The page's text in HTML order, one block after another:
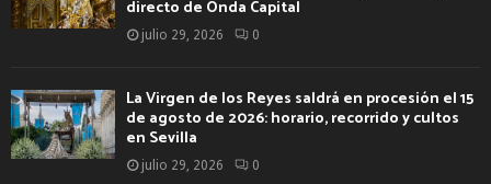
directo de Onda Capital
julio 29, 2026 0
La Virgen de los Reyes saldrá en procesión el 15
de agosto de 2026: horario, recorrido y cultos
en Sevilla
julio 29, 2026 0